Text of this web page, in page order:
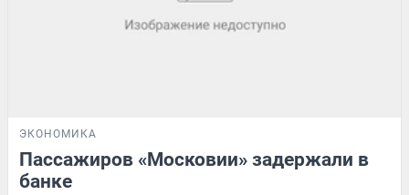
ЭКОНОМИКА
Пассажиров «Московии» задержали в
банке